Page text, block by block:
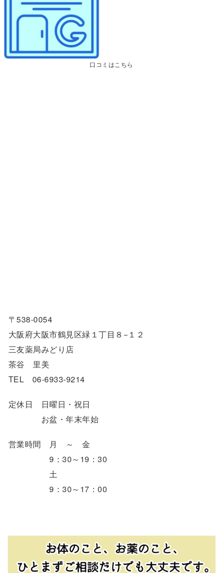
口コミはこちら
〒538-0054
大阪府大阪市鶴見区緑１丁目８−１２
三友薬局みどり店
茶谷 里美
TEL 06-6933-9214
定休日 日曜日・祝日
お盆・年末年始
営業時間 月 ～ 金
9：30～19：30
土
9：30～17：00